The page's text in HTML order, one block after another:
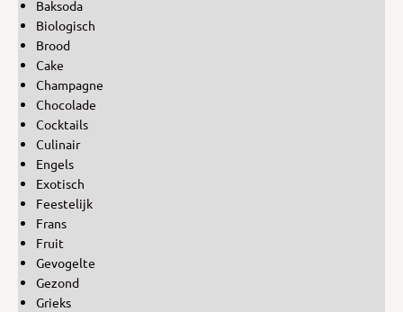
Baksoda
Biologisch
Brood
Cake
Champagne
Chocolade
Cocktails
Culinair
Engels
Exotisch
Feestelijk
Frans
Fruit
Gevogelte
Gezond
Grieks